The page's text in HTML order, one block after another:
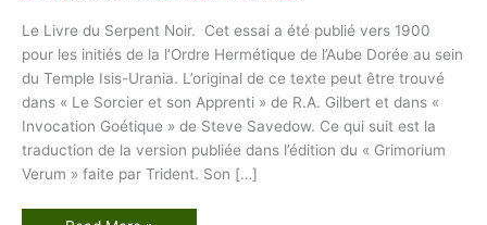
Le Livre du Serpent Noir. Cet essai a été publié vers 1900
pour les initiés de la l’Ordre Hermétique de l’Aube Dorée au sein
du Temple Isis-Urania. L’original de ce texte peut être trouvé
dans « Le Sorcier et son Apprenti » de R.A. Gilbert et dans «
Invocation Goétique » de Steve Savedow. Ce qui suit est la
traduction de la version publiée dans l’édition du « Grimorium
Verum » faite par Trident. Son […]